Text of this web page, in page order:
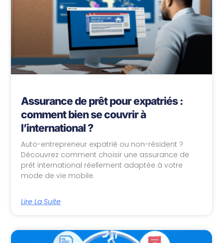
Assurance de prêt pour expatriés :
comment bien se couvrir à
l’international ?
Auto-entrepreneur expatrié ou non-résident ?
Découvrez comment choisir une assurance de
prêt international réellement adaptée à votre
mode de vie mobile.
Lire La Suite